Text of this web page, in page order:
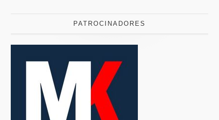
PATROCINADORES